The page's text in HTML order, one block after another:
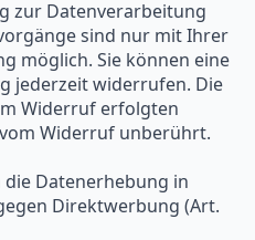
zur Datenverarbeitung
sind nur mit Ihrer
möglich. Sie können eine
jederzeit widerrufen. Die
Widerruf erfolgten
Widerruf unberührt.
Datenerhebung in
Direktwerbung (Art.